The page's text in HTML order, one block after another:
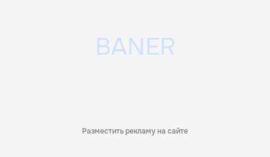
Разместить рекламу на сайте